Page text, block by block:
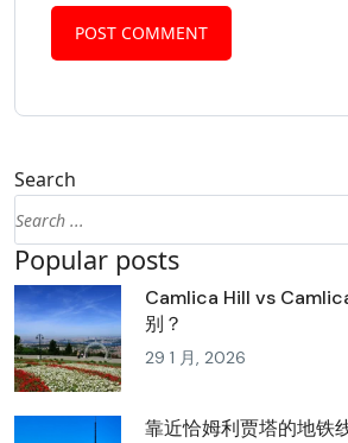
Search
Popular posts
Camlica Hill vs
别？
29 1 月, 2026
靠近恰姆利贾塔的地铁